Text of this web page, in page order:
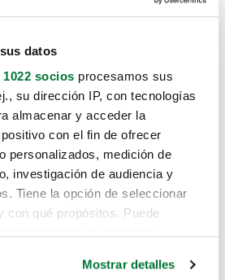
datos
socios procesamos sus
su dirección IP, con tecnologías
almacenar y acceder la
con el fin de ofrecer
personalizados, medición de
investigación de audiencia y
Tiene la opción de seleccionar
con qué propósitos. Puede
Mostrar detalles
no sabemos como
hasta aquí.
el coche que estás
de estos enlaces: